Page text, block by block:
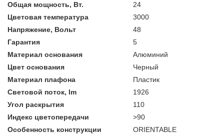
Общая мощность, Вт.
24
Цветовая температура
3000
Напряжение, Вольт
48
Гарантия
5
Материал основания
Алюминий
Цвет основания
Черный
Материал плафона
Пластик
Световой поток, lm
1926
Угол раскрытия
110
Индекс цветопередачи
>90
Особенность конструкции
ORIENTABLE